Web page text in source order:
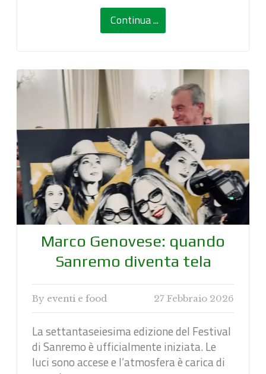
Continua ...
Marco Genovese: quando
Sanremo diventa tela
By eventi e food 27 Febbraio 2026
La settantaseiesima edizione del Festival
di Sanremo è ufficialmente iniziata. Le
luci sono accese e l’atmosfera è carica di